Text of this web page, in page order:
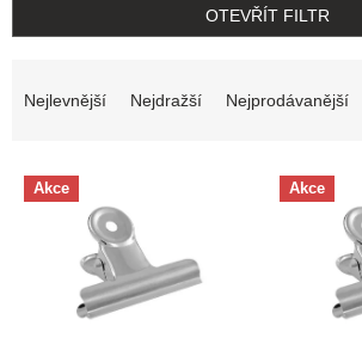
OTEVŘÍT FILTR
Nejlevnější Nejdražší Nejprodávanější
Výpis produktů
Akce Akce